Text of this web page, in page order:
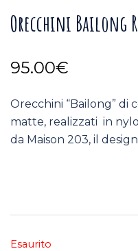
Orecchini Bailong
95.00€
Orecchini “Bailong” di
matte, realizzati in
da Maison 203, il
Esaurito